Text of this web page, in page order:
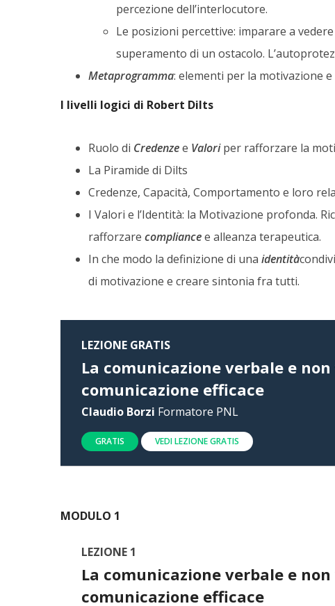
percezione dell’interlocutore.
Le posizioni percettive: imparare a
superamento di un ostacolo.
Metaprogramma: elementi per la motivazione
I livelli logici di Robert Dilts
Ruolo di Credenzee Valoriper rafforzare la
La Piramide di Dilts
Credenze, Capacità, Comportamento e loro
I Valori e l’Identità: la Motivazione profonda.
rafforzare compliancee alleanza terapeutica.
In che modo la definizione di una identità
di motivazione e creare sintonia fra tutti.
LEZIONE GRATIS
La comunicazione verbale e
comunicazione efficace
Claudio Borzi Formatore PNL
GRATIS VEDI LEZIONE GRATIS
MODULO 1
LEZIONE 1
La comunicazione verbale e
comunicazione efficace